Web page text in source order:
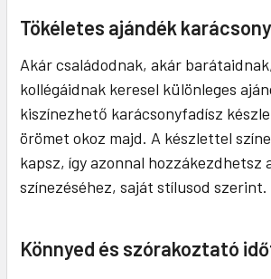
Tökéletes ajándék
Akár családodnak, akár
kollégáidnak keresel különleges
kiszínezhető karácsonyfadísz
örömet okoz majd. A készlettel
kapsz, így azonnal hozzákezdhetsz
színezéséhez, saját stílusod szerint.
Könnyed és szórakoztató